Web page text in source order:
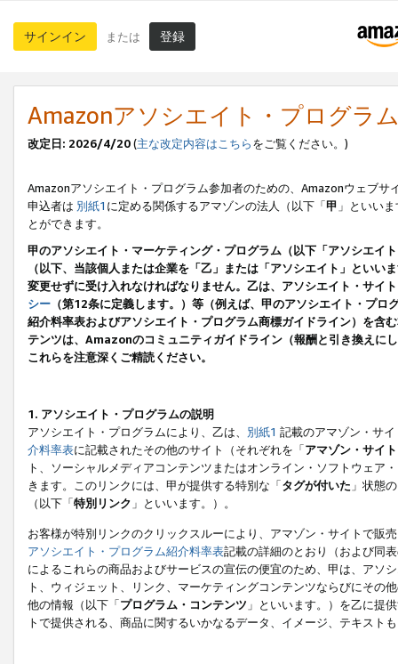
サインイン または 登録
Amazonアソシエイト・プログラ
改定日: 2026/4/20(主な改定内容はこちらをご覧ください。)
Amazonアソシエイト・プログラム参加者のための、Amazonウェブサ
申込者は 別紙1 に定める関係するアマゾンの法人（以下「甲 」といい
とができます。
甲のアソシエイト・マーケティング・プログラム（以下「アソシエイ
（以下、当該個人または企業を「乙」または「アソシエイト」とい
変更せずに受け入れなければなりません。乙は、アソシエイト・サイ
シー （第12条に定義します。）等（例えば、甲のアソシエイト・プ
紹介料率表およびアソシエイト・プログラム商標ガイドライン）を
テンツは、Amazonのコミュニティガイドライン（報酬と引き換えに
これらを注意深くご精読ください。
1. アソシエイト・プログラムの説明
アソシエイト・プログラムにより、乙は、 別紙1 記載のアマゾン・サ
介料率表に記載されたその他のサイト（それぞれを「アマゾン・サイト
ト、ソーシャルメディアコンテンツまたはオンライン・ソフトウェア
きます。このリンクには、甲が提供する特別な「タグが付いた 」状態
（以下「特別リンク 」といいます。）。
お客様が特別リンクのクリックスルーにより、アマゾン・サイトで販
アソシエイト・プログラム紹介料率表記載の詳細のとおり（および同
によるこれらの商品およびサービスの宣伝の便宜のため、甲は、アソ
ト、ウィジェット、リンク、マーケティングコンテンツならびにその
他の情報（以下「プログラム・コンテンツ 」といいます。）を乙に提
トで提供される、商品に関するいかなるデータ、イメージ、テキス